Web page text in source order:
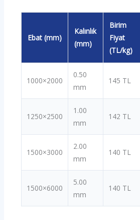
Ebat (mm)
Kalınlık
(mm)
Birim
Fiyat
(TL/kg)
1000×2000
0.50
mm
145 TL
1250×2500
1.00
mm
142 TL
1500×3000
2.00
mm
140 TL
1500×6000
5.00
mm
140 TL